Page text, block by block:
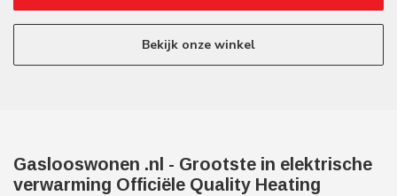
Bekijk onze winkel
Gaslooswonen .nl - Grootste in elektrische
verwarming Officiële Quality Heating